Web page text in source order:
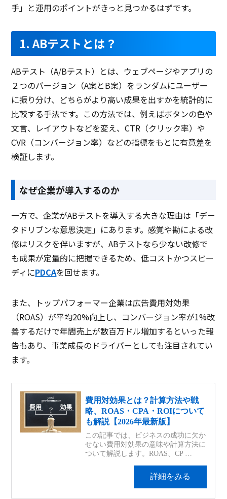
手」と運用のポイントがきっと見つかるはずです。
1. ABテストとは？
ABテスト（A/Bテスト）とは、ウェブページやアプリの
２つのバージョン（A案とB案）をランダムにユーザー
に振り分け、どちらがより高い成果を出すかを統計的に
比較する手法です。この方法では、例えばボタンの色や
文言、レイアウトなどを変え、CTR（クリック率）や
CVR（コンバージョン率）などの指標をもとに有意差を
検証します。
なぜ企業が導入するのか
一方で、企業がABテストを導入する大きな理由は「デー
タドリブンな意思決定」にあります。感覚や勘による改
修はリスクを伴いますが、ABテストなら少ない改修で
も成果が定量的に把握できるため、低コストかつスピー
ディにPDCAを回せます。
また、トップパフォーマー企業は広告費用対効果
（ROAS）が平均20%向上し、コンバージョン率が1%改
善するだけで年間売上が数百万ドル増加するといった報
告もあり、事業成長のドライバーとしても注目されてい
ます。